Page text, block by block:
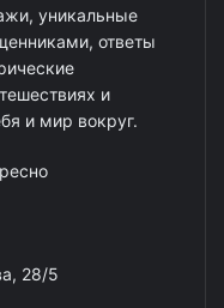
уникальные
ответы
и
и мир вокруг.
28/5